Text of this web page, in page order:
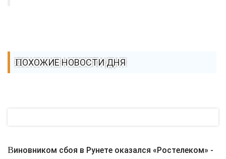
ПОХОЖИЕ НОВОСТИ ДНЯ
Виновником сбоя в Рунете оказался «Ростелеком» -